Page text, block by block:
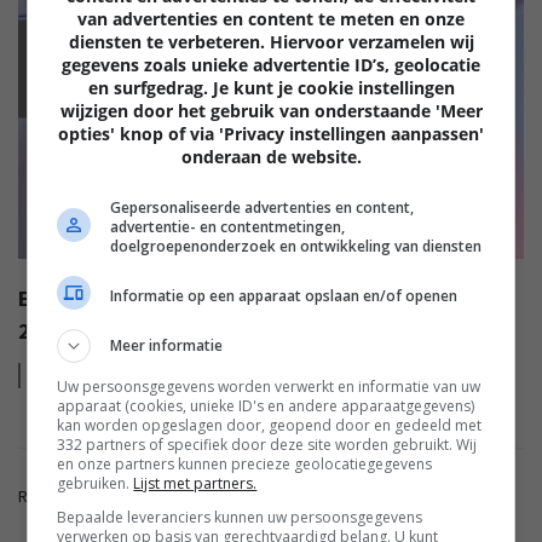
EISA AWARDS: WAT ZIJN DE BESTE PRODUCTEN VAN
2022?
Lees
Reacties zijn gesloten.
van advertenties en content te meten en onze
diensten te verbeteren. Hiervoor verzamelen wij
gegevens zoals unieke advertentie ID’s, geolocatie
en surfgedrag. Je kunt je cookie instellingen
wijzigen door het gebruik van onderstaande 'Meer
opties' knop of via 'Privacy instellingen aanpassen'
onderaan de website.
Gepersonaliseerde advertenties en content,
advertentie- en contentmetingen,
doelgroepenonderzoek en ontwikkeling van diensten
Informatie op een apparaat opslaan en/of openen
Meer informatie
Uw persoonsgegevens worden verwerkt en informatie van uw
apparaat (cookies, unieke ID's en andere apparaatgegevens)
kan worden opgeslagen door, geopend door en gedeeld met
332 partners of specifiek door deze site worden gebruikt. Wij
en onze partners kunnen precieze geolocatiegegevens
gebruiken. Lijst met partners.
Bepaalde leveranciers kunnen uw persoonsgegevens
verwerken op basis van gerechtvaardigd belang. U kunt